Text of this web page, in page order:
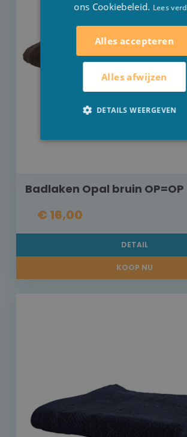
Badlaken Opal bruin OP=OP
€ 16,00
DETAIL
KOOP NU
ons Cookiebeleid. Lees
Alles accepteren
Alles afwijzen
DETAILS WEERGEVEN